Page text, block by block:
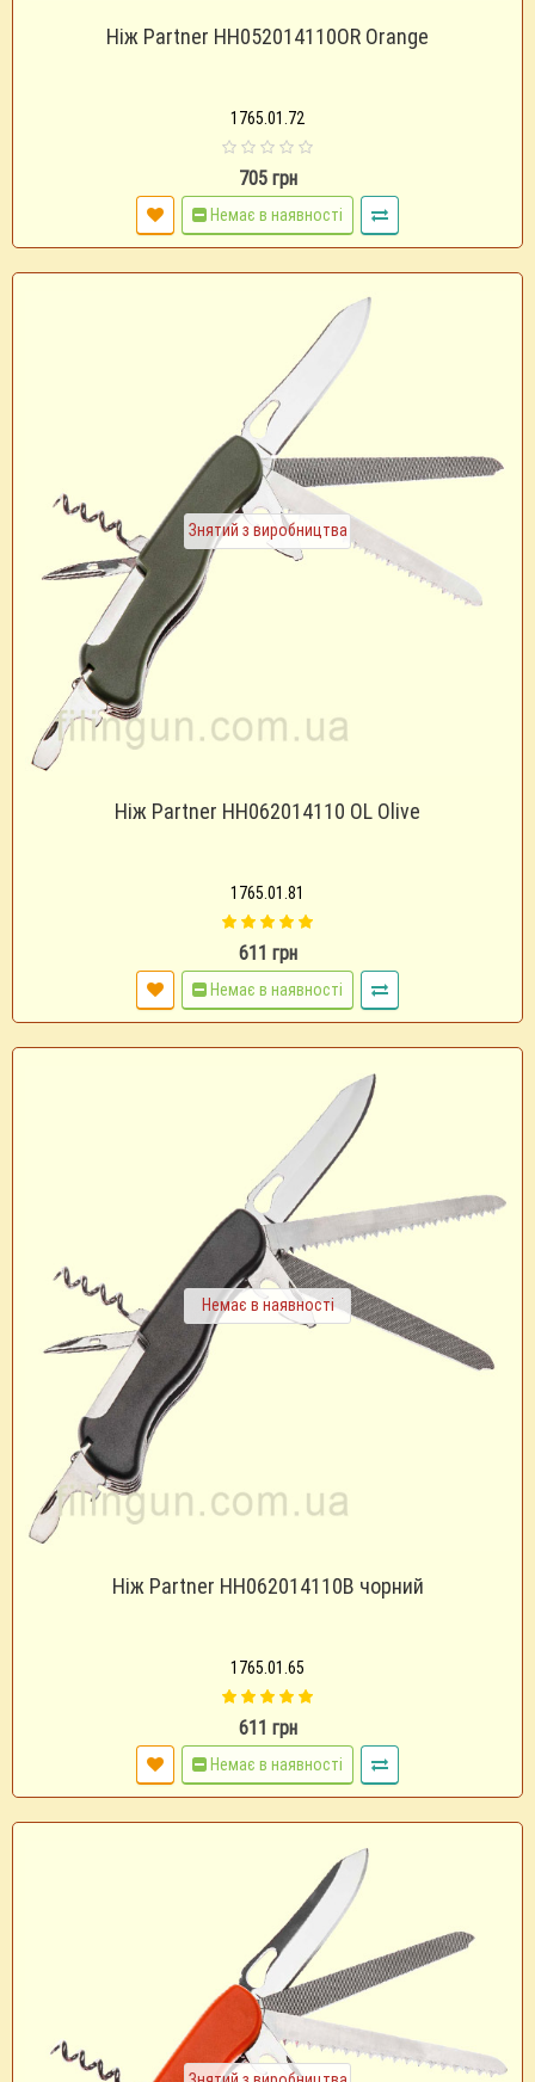
Ніж Partner HH052014110OR Orange
1765.01.72
705 грн
Немає в наявності
Знятий з виробництва
Ніж Partner HH062014110 OL Olive
1765.01.81
611 грн
Немає в наявності
Немає в наявності
Ніж Partner HH062014110B чорний
1765.01.65
611 грн
Немає в наявності